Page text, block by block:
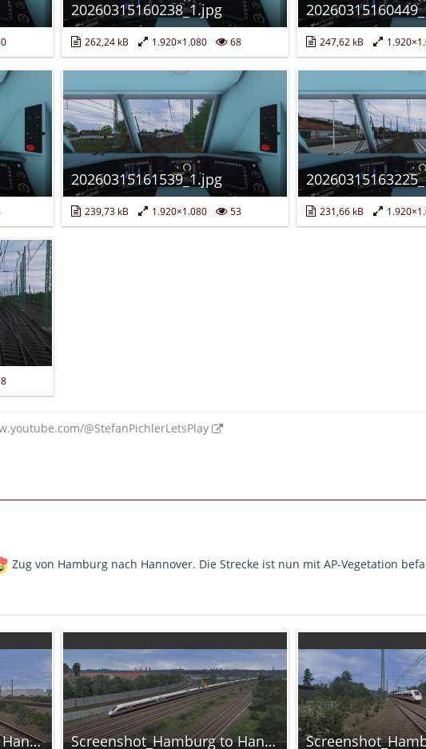
20260315160238_1.jpg
262,24 kB 1.920×1.080 68 247,62 kB
20260315161539_1.jpg
239,73 kB 1.920×1.080 53 231,66 kB
@StefanPichlerLetsPlay
Zug von Hamburg nach Hannover. Die Strecke ist nun mit AP-Vegetation
Screenshot_Hamburg to Hanover_53.53815-10.02364_12-33-32.jpg Screenshot_Hamburg to Hanover_53.51935-10.01232_12-35-02.jpg